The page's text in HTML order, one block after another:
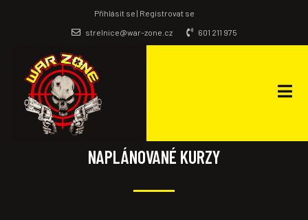
Příhlásit se | Registrovat se
strelnice@war-zone.cz
601 211 975
NAPLÁNOVANÉ KURZY